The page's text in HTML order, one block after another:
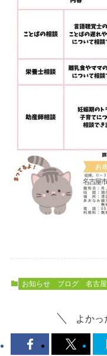
お知らせ ブログ 名古
よかっ